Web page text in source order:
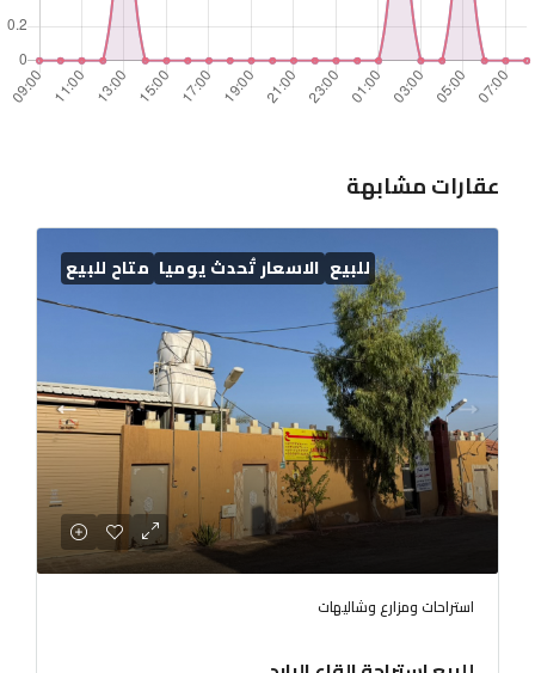
عقارات مشابهة
للبيع الاسعار تُحدث يوميا متاح للبيع
استراحات ومزارع وشاليهات